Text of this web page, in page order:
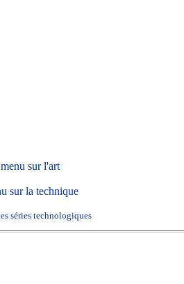
sur l'art
sur la technique
séries technologiques